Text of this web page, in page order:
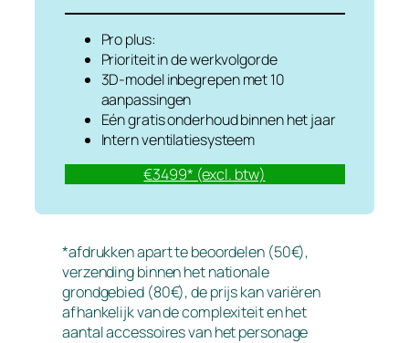
Pro plus:
Prioriteit in de werkvolgorde
3D-model inbegrepen met 10
aanpassingen
Eén gratis onderhoud binnen het jaar
Intern ventilatiesysteem
€3499* (excl. btw)
*afdrukken apart te beoordelen (50€),
verzending binnen het nationale
grondgebied (80€), de prijs kan variëren
afhankelijk van de complexiteit en het
aantal accessoires van het personage